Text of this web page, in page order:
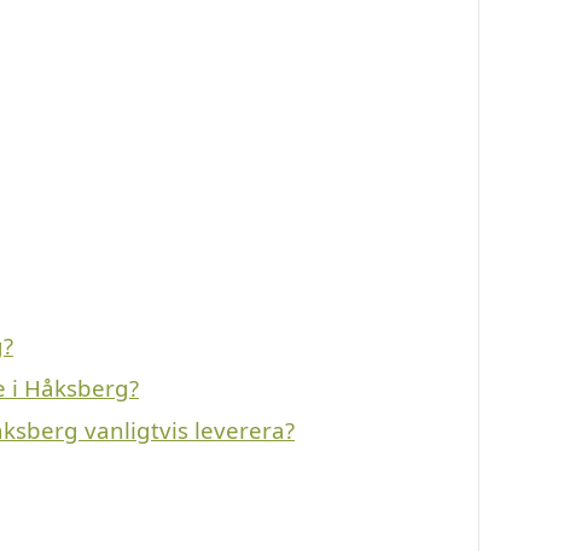
Håksberg?
vanligtvis leverera?